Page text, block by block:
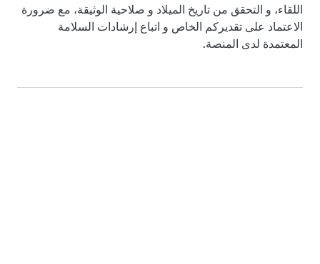
اللقاء، و التحقق من تاريخ الميلاد و صلاحية الوثيقة، مع ضرورة
الاعتماد على تقديركم الخاص و اتباع إرشادات السلامة
المعتمدة لدى المنصة.